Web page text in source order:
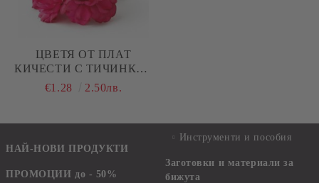
ЦВЕТЯ ОТ ПЛАТ
КИЧЕСТИ С ТИЧИНКИ -
ЦИКЛАМА- 6 БР.
€1.28 2.50лв.
НАЙ-НОВИ ПРОДУКТИ
ПРОМОЦИИ до - 50%
Инструменти и пособия
Заготовки и материали за
бижута